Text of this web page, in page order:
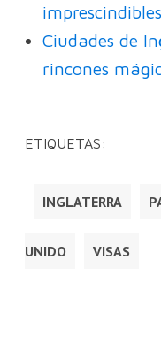
imprescindibles
Ciudades de
rincones
ETIQUETAS:
INGLATERRA
UNIDO VISAS